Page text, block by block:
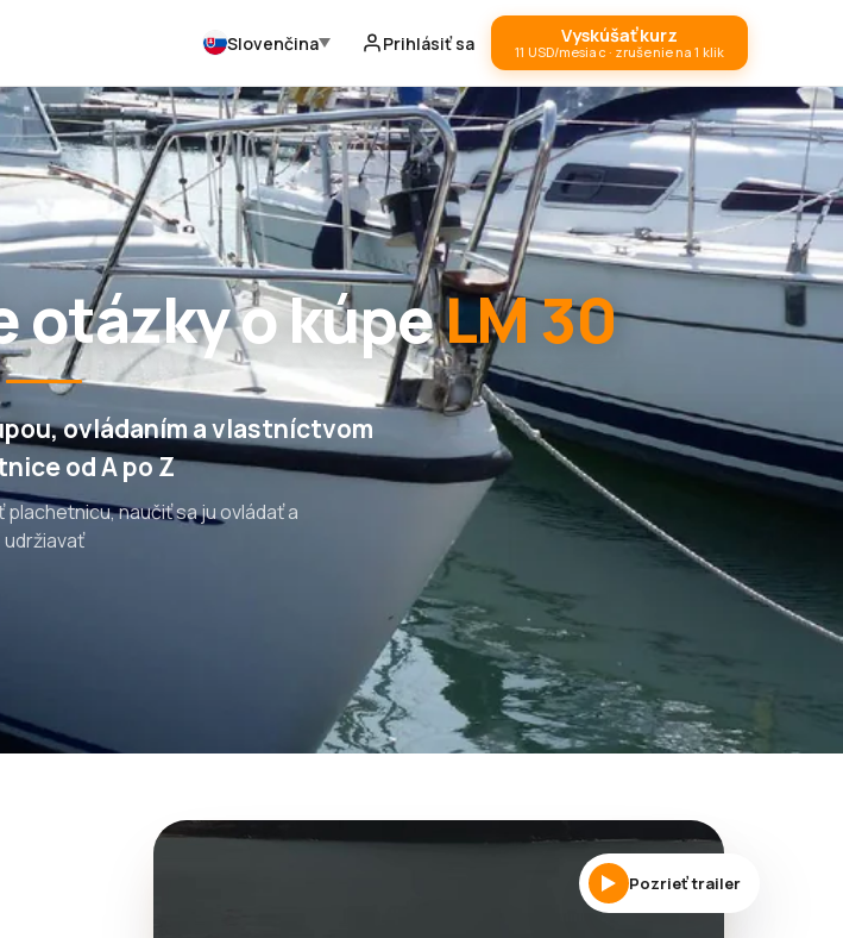
Slovenčina Prihlásiť sa Vyskúšať kurz
11 USD/mesiac · zrušenie na 1 klik
otázky o kúpeLM 30
ovládaním a vlastníctvom
od A po Z
naučiť sa ju ovládať a
udržiavať
Pozrieť trailer